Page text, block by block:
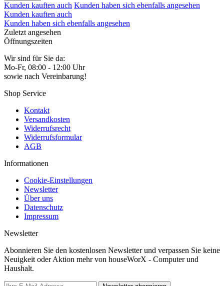
Kunden kauften auch Kunden haben sich ebenfalls angesehen
Kunden kauften auch
Kunden haben sich ebenfalls angesehen
Zuletzt angesehen
Öffnungszeiten
Wir sind für Sie da:
Mo-Fr, 08:00 - 12:00 Uhr
sowie nach Vereinbarung!
Shop Service
Kontakt
Versandkosten
Widerrufsrecht
Widerrufsformular
AGB
Informationen
Cookie-Einstellungen
Newsletter
Über uns
Datenschutz
Impressum
Newsletter
Abonnieren Sie den kostenlosen Newsletter und verpassen Sie keine
Neuigkeit oder Aktion mehr von houseWorX - Computer und
Haushalt.